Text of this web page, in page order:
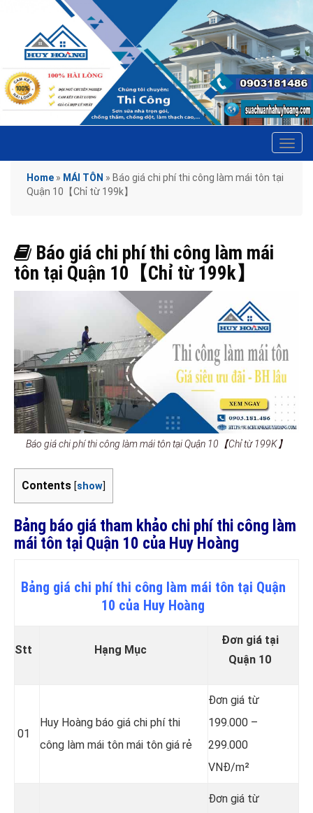
Home » MÁI TÔN » Báo giá chi phí thi công làm mái tôn tại
Quận 10【Chỉ từ 199k】
Báo giá chi phí thi công làm mái
tôn tại Quận 10【Chỉ từ 199k】
Báo giá chi phí thi công làm mái tôn tại Quận 10【Chỉ từ 199K】
Contents [show]
Bảng báo giá tham khảo chi phí thi công làm
mái tôn tại Quận 10 của Huy Hoàng
Bảng giá chi phí thi công làm mái tôn tại Quận
10 của Huy Hoàng
Stt Hạng Mục
Đơn giá tại
Quận 10
01
Huy Hoàng báo giá chi phí thi
công làm mái tôn mái tôn giá rẻ
Đơn giá từ
199.000 –
299.000
VNĐ/m²
Đơn giá từ